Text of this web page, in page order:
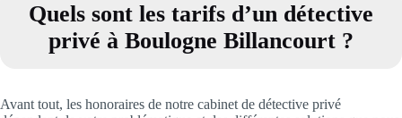
Quels sont les tarifs d’un détective
privé à Boulogne Billancourt ?
Avant tout, les honoraires de notre cabinet de détective privé